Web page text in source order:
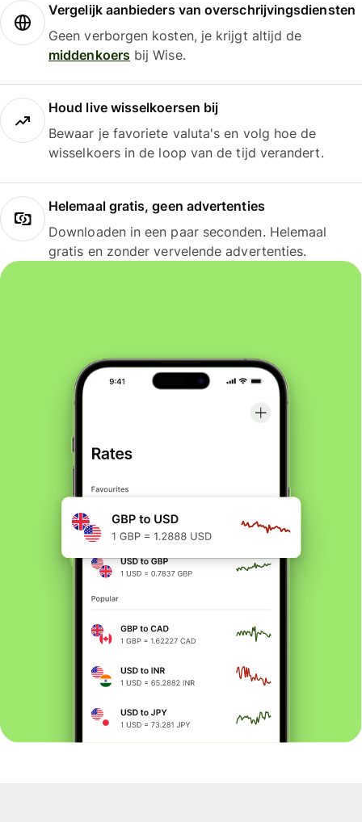
Vergelijk aanbieders van overschrijvingsdiensten
Geen verborgen kosten, je krijgt altijd de
middenkoersbij Wise.
Houd live wisselkoersen bij
Bewaar je favoriete valuta's en volg hoe de
wisselkoers in de loop van de tijd verandert.
Helemaal gratis, geen advertenties
Downloaden in een paar seconden. Helemaal
gratis en zonder vervelende advertenties.